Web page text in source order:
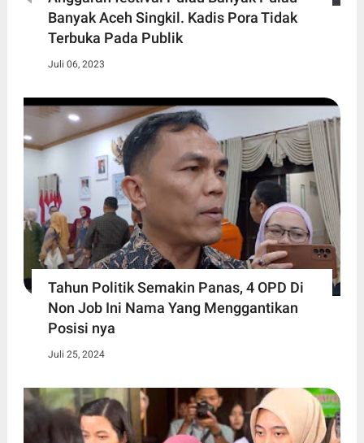
Banyak Aceh Singkil. Kadis Pora Tidak
Terbuka Pada Publik
Juli 06, 2023
Tahun Politik Semakin Panas, 4 OPD Di
Non Job Ini Nama Yang Menggantikan
Posisi nya
Juli 25, 2024